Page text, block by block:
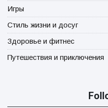
Игры
Стиль жизни и досуг
Здоровье и фитнес
Путешествия и приключения